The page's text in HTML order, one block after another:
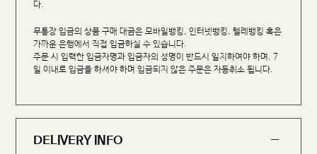
다.
무통장 입금의 상품 구매 대금은 모바일뱅킹, 인터넷뱅킹, 텔레뱅킹 혹은
가까운 은행에서 직접 입금하실 수 있습니다.
주문 시 입력한 입금자명과 입금자의 성명이 반드시 일치하여야 하며, 7
일 이내로 입금을 하셔야 하며 입금되지 않은 주문은 자동취소 됩니다.
DELIVERY INFO